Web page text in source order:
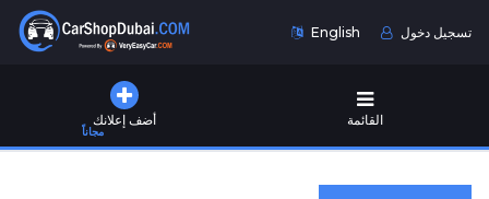
English تسجيل دخول
أضف إعلانك
مجاناً
القائمة